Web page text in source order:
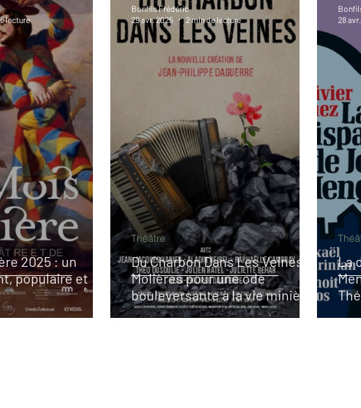
Récompense Festival Coup de coeur Instructif
par Romane. Spécial Famille
Théâtre - Musée Hommage
2025 : un
populaire et
lecture
Du Charbon Dans Les Veines : 5
Molières pour une ode
bouleversante à la vie minière
Théâtre
Bonfils Frédéric
29 avr. 2025
2 min de lecture
La
28